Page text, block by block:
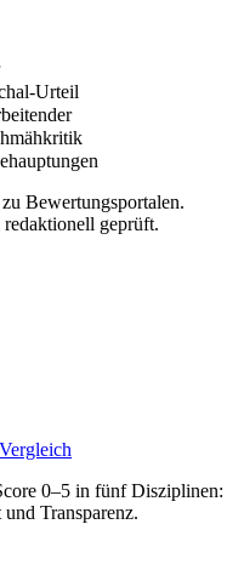
Urteil
Bewertungsportalen.
geprüft.
0–5 in fünf Disziplinen:
Transparenz.